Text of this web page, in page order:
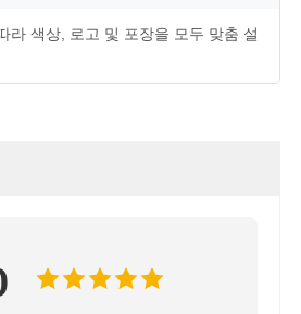
라 색상, 로고 및 포장을 모두 맞춤 설